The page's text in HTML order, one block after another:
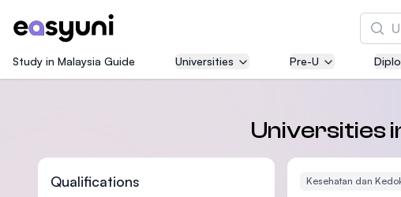
Cari
Study in Malaysia Guide Universities Pre-U
Universities
Qualifications Kesehatan dan